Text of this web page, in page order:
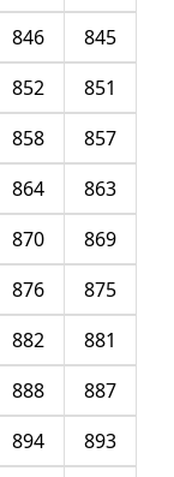
845
846
851
852
857
858
863
864
869
870
875
876
881
882
887
888
893
894